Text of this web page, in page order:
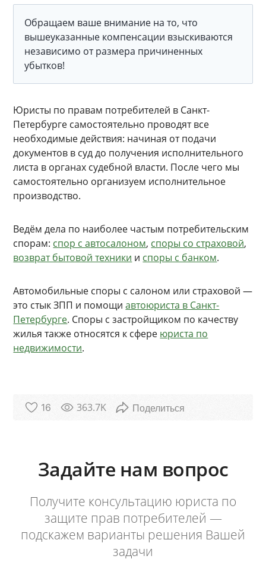
Обращаем ваше внимание на то, что
вышеуказанные компенсации взыскиваются
независимо от размера причиненных
убытков!
Юристы по правам потребителей в Санкт-
Петербурге самостоятельно проводят все
необходимые действия: начиная от подачи
документов в суд до получения исполнительного
листа в органах судебной власти. После чего мы
самостоятельно организуем исполнительное
производство.
Ведём дела по наиболее частым потребительским
спорам: спор с автосалоном, споры со страховой,
возврат бытовой техники и споры с банком.
Автомобильные споры с салоном или страховой —
это стык ЗПП и помощиавтоюриста в Санкт-
Петербурге. Споры с застройщиком по качеству
жилья также относятся к сфере юриста по
недвижимости.
16 363.7K
Задайте нам вопрос
Получите консультацию юриста по
защите прав потребителей —
подскажем варианты решения Вашей
задачи